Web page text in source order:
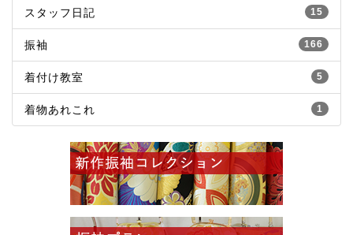
15
スタッフ日記
166
振袖
5
着付け教室
1
着物あれこれ